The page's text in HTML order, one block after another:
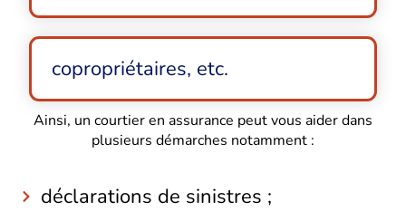
copropriétaires, etc.
Ainsi, un courtier en assurance peut vous aider dans
plusieurs démarches notamment :
déclarations de sinistres ;